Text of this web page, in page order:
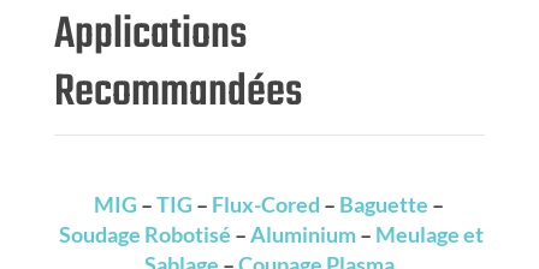
Applications
Recommandées
MIG –TIG – Flux-Cored – Baguette –
Soudage Robotisé –Aluminium– Meulage et